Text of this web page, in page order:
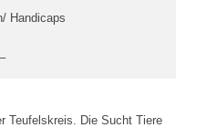
Handicaps
–
Teufelskreis. Die Sucht Tiere